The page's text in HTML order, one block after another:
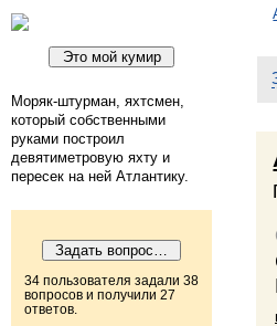
Моряк-штурман, яхтсмен,
который собственными
руками построил
девятиметровую яхту и
пересек на ней Атлантику.
34 пользователя задали 38
вопросов и получили 27
ответов.